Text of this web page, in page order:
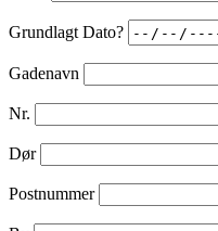
Grundlagt Dato?
Gadenavn
Nr.
Dør
Postnummer